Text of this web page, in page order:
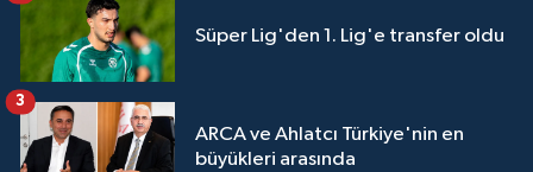
Süper Lig'den 1. Lig'e transfer oldu
ARCA ve Ahlatcı Türkiye'nin en
büyükleri arasında
3